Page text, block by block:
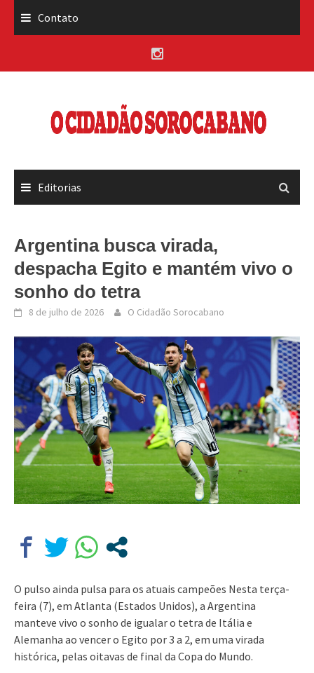
Contato
Editorias
Argentina busca virada,
despacha Egito e mantém vivo o
sonho do tetra
8 de julho de 2026 O Cidadão Sorocabano
O pulso ainda pulsa para os atuais campeões Nesta terça-
feira (7), em Atlanta (Estados Unidos), a Argentina
manteve vivo o sonho de igualar o tetra de Itália e
Alemanha ao vencer o Egito por 3 a 2, em uma virada
histórica, pelas oitavas de final da Copa do Mundo.